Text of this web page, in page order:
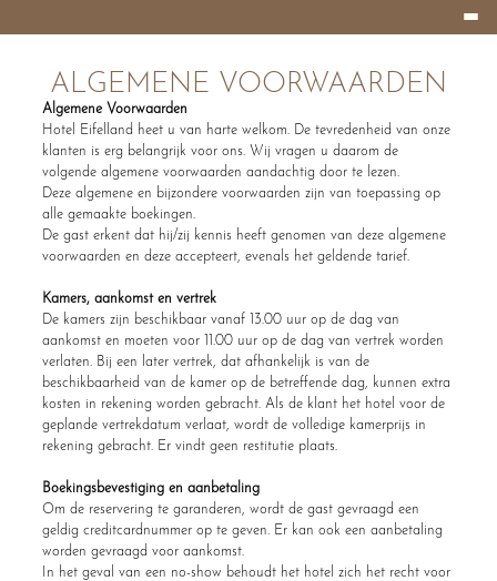
EIFELLAND
ALGEMENE VOORWAARDEN
Algemene Voorwaarden
Hotel Eifelland heet u van harte welkom. De tevredenheid van onze
klanten is erg belangrijk voor ons. Wij vragen u daarom de
volgende algemene voorwaarden aandachtig door te lezen.
Deze algemene en bijzondere voorwaarden zijn van toepassing op
alle gemaakte boekingen.
De gast erkent dat hij/zij kennis heeft genomen van deze algemene
voorwaarden en deze accepteert, evenals het geldende tarief.
Kamers, aankomst en vertrek
De kamers zijn beschikbaar vanaf 13.00 uur op de dag van
aankomst en moeten voor 11.00 uur op de dag van vertrek worden
verlaten. Bij een later vertrek, dat afhankelijk is van de
beschikbaarheid van de kamer op de betreffende dag, kunnen extra
kosten in rekening worden gebracht. Als de klant het hotel voor de
geplande vertrekdatum verlaat, wordt de volledige kamerprijs in
rekening gebracht. Er vindt geen restitutie plaats.
Boekingsbevestiging en aanbetaling
Om de reservering te garanderen, wordt de gast gevraagd een
geldig creditcardnummer op te geven. Er kan ook een aanbetaling
worden gevraagd voor aankomst.
In het geval van een no-show behoudt het hotel zich het recht voor